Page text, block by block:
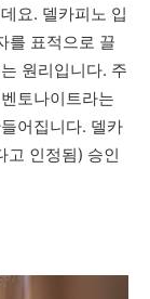
요. 델카피노 입
를 표적으로 끌
원리입니다. 주
토나이트라는
어집니다. 델카
고 인정됨) 승인